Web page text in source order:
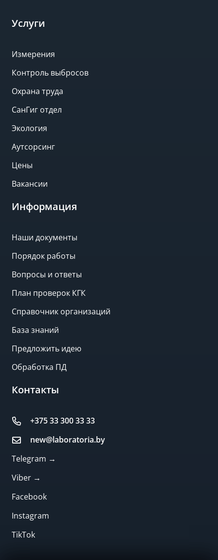
Услуги
Измерения
Контроль выбросов
Охрана труда
СанГиг отдел
Экология
Аутсорсинг
Цены
Вакансии
Информация
Наши документы
Порядок работы
Вопросы и ответы
План проверок КГК
Справочник организаций
База знаний
Предложить идею
Обработка ПД
Контакты
+375 33 300 33 33
new@laboratoria.by
Telegram →
Viber →
Facebook
Instagram
TikTok